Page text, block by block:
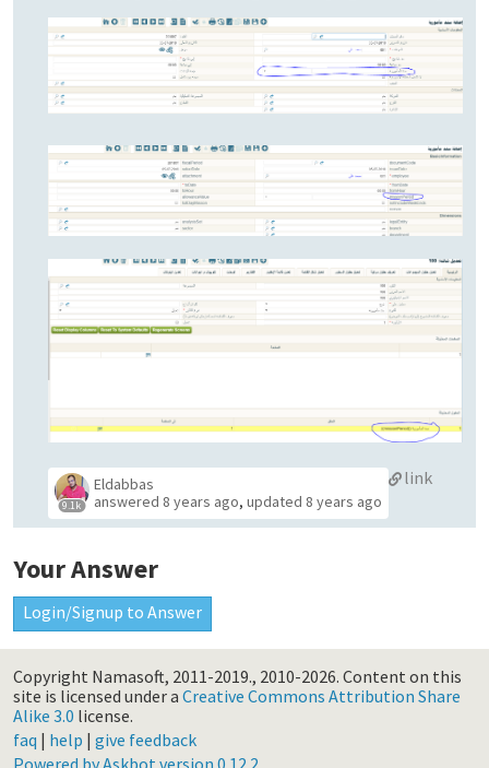
9.1k
Eldabbas
answered 8 years ago, updated 8 years ago
link
Your Answer
Login/Signup to Answer
Copyright Namasoft, 2011-2019., 2010-2026. Content on this
site is licensed under a Creative Commons Attribution Share
Alike 3.0 license.
faq | help | give feedback